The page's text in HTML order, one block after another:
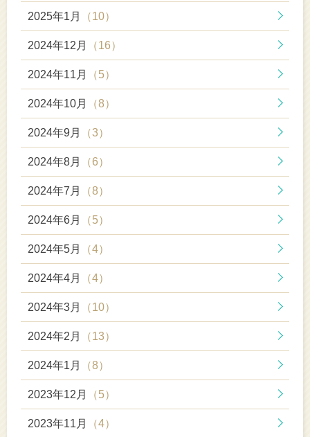
2025年1月 （10）
2024年12月 （16）
2024年11月 （5）
2024年10月 （8）
2024年9月 （3）
2024年8月 （6）
2024年7月 （8）
2024年6月 （5）
2024年5月 （4）
2024年4月 （4）
2024年3月 （10）
2024年2月 （13）
2024年1月 （8）
2023年12月 （5）
2023年11月 （4）